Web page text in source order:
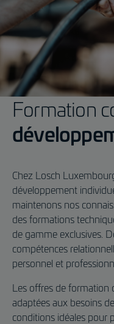
Formation
Chez Losch
développement
maintenons nos
des formations
de gamme exclusives.
compétences
personnel et
Les offres de formation
adaptées aux besoins
conditions idéales pour